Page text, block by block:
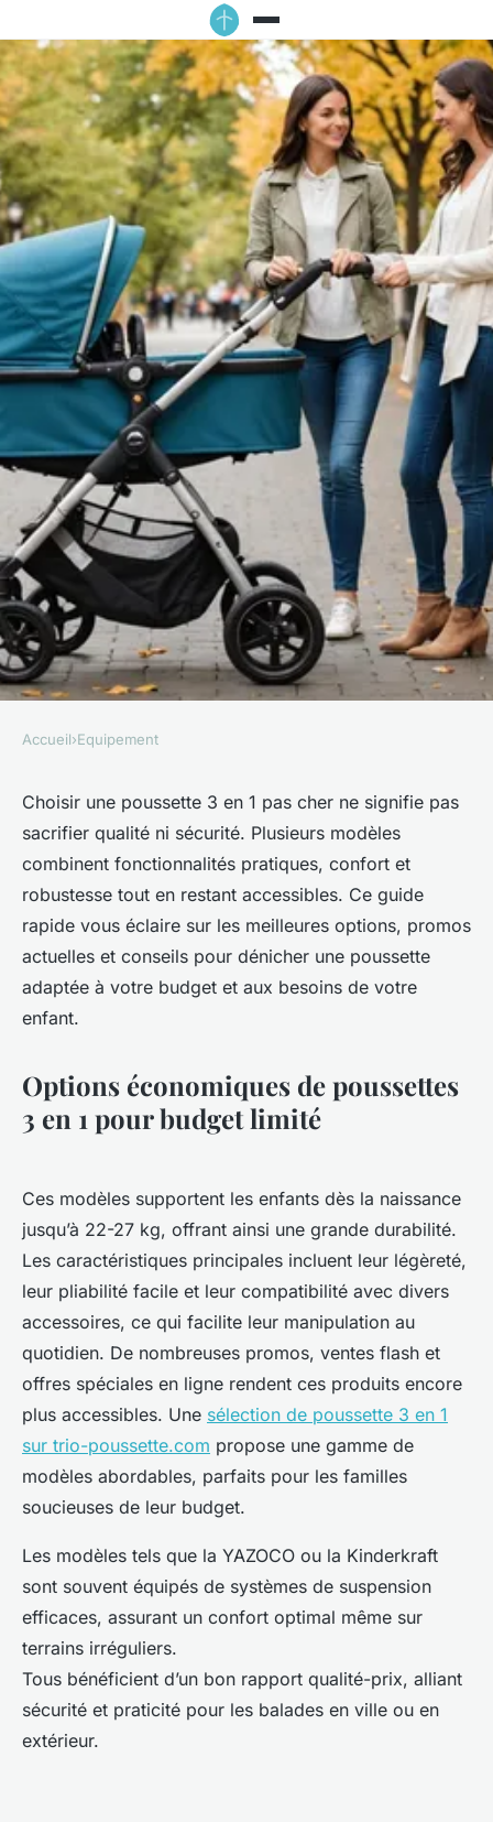
EQUIPEMENT
Poussette 3-en-1 pas chère :
qualités, promos et conseils
rapides
Marceau•14 août 2025•3 min de lecture
Accueil›Equipement
Choisir une poussette 3 en 1 pas cher ne signifie pas
sacrifier qualité ni sécurité. Plusieurs modèles
combinent fonctionnalités pratiques, confort et
robustesse tout en restant accessibles. Ce guide
rapide vous éclaire sur les meilleures options, promos
actuelles et conseils pour dénicher une poussette
adaptée à votre budget et aux besoins de votre
enfant.
Options économiques de poussettes
3 en 1 pour budget limité
Ces modèles supportent les enfants dès la naissance
jusqu’à 22-27 kg, offrant ainsi une grande durabilité.
Les caractéristiques principales incluent leur légèreté,
leur pliabilité facile et leur compatibilité avec divers
accessoires, ce qui facilite leur manipulation au
quotidien. De nombreuses promos, ventes flash et
offres spéciales en ligne rendent ces produits encore
plus accessibles. Une sélection de poussette 3 en 1
sur trio-poussette.com propose une gamme de
modèles abordables, parfaits pour les familles
soucieuses de leur budget.
Les modèles tels que la YAZOCO ou la Kinderkraft
sont souvent équipés de systèmes de suspension
efficaces, assurant un confort optimal même sur
terrains irréguliers.
Tous bénéficient d’un bon rapport qualité-prix, alliant
sécurité et praticité pour les balades en ville ou en
extérieur.